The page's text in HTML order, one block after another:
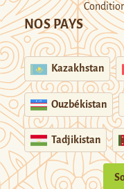
NOS PAYS
Kazakhstan
Ouzbékistan
Tadjikistan